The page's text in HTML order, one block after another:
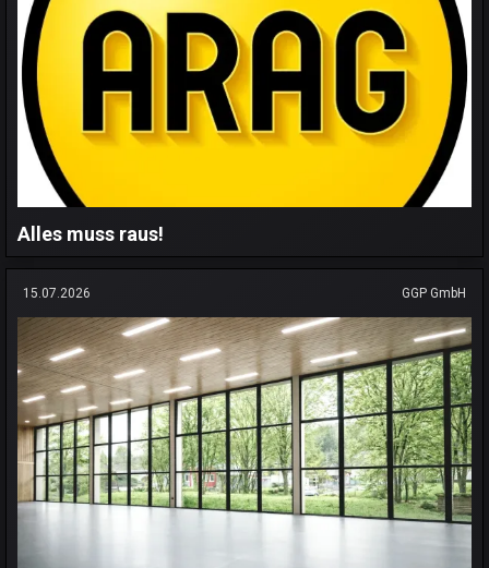
Alles muss raus!
15.07.2026 GGP GmbH